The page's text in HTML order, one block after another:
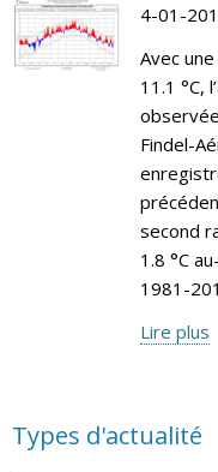
4-01-
Avec
11.1 °C,
Findel-
second
1.8 °C
1981-
Lire plus
Types d'actualité